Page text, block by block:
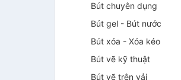
Bút chuyên dụng
Bút gel - Bút nước
Bút xóa - Xóa kéo
Bút vẽ kỹ thuật
Bút vẽ trên vải